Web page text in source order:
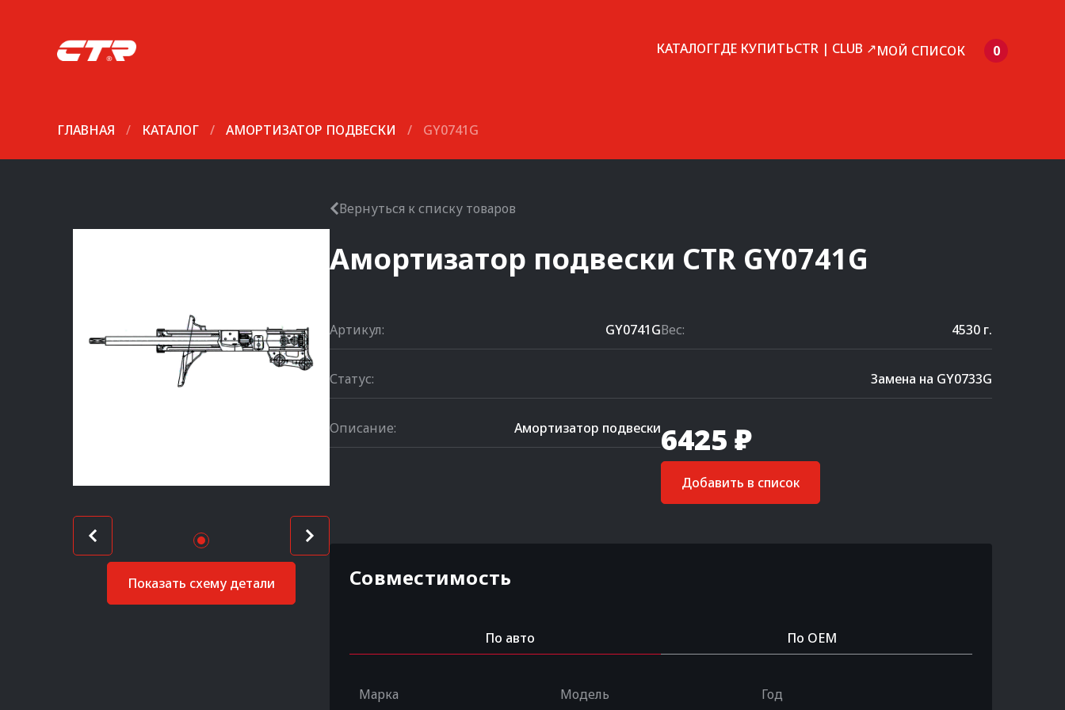
КАТАЛОГГДЕ КУПИТЬCTR | CLUB ↗МОЙ СПИСОК 0
ГЛАВНАЯ / КАТАЛОГ / АМОРТИЗАТОР ПОДВЕСКИ / GY0741G
Показать схему детали
Вернуться к списку товаров
Амортизатор подвески CTR GY0741G
Артикул: GY0741GВес: 4530 г.
Статус: Замена на GY0733G
Описание: Амортизатор подвески6425 ₽
Добавить в список
Совместимость
По авто По OEM
Марка Модель Год